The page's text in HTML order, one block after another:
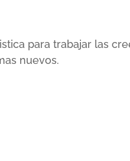
para trabajar las
nuevos.